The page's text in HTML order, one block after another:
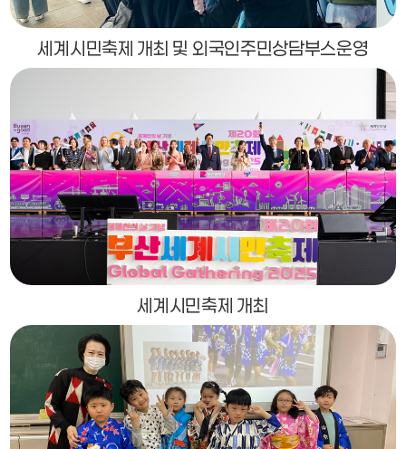
세계시민축제 개최 및 외국인주민상담부스운영
세계시민축제 개최